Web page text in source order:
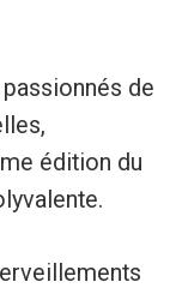
de
édition du